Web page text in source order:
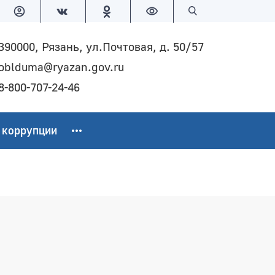
Версия для слабовидящих
Рязань, ул.Почтовая, д. 50/57
800-707-24-46